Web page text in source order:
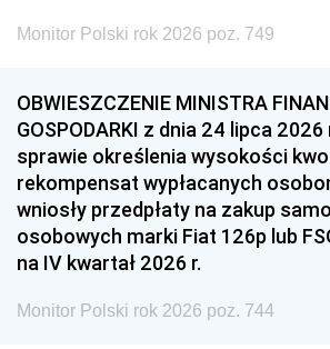
Monitor Polski rok 2026 poz. 749
OBWIESZCZENIE MINISTRA
GOSPODARKI z dnia 24 lipca 2026
sprawie określenia wysokości
rekompensat wypłacanych
wniosły przedpłaty na zakup
osobowych marki Fiat 126p lub
na IV kwartał 2026 r.
Monitor Polski rok 2026 poz. 744